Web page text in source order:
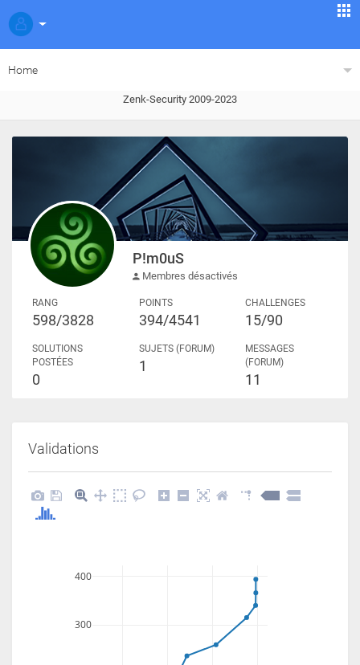
Home
Zenk-Security 2009-2023
P!m0uS
Membres désactivés
RANG
598/3828
POINTS
394/4541
CHALLENGES
15/90
SOLUTIONS
POSTÉES
0
SUJETS (FORUM)
1
MESSAGES
(FORUM)
11
Validations
300
400